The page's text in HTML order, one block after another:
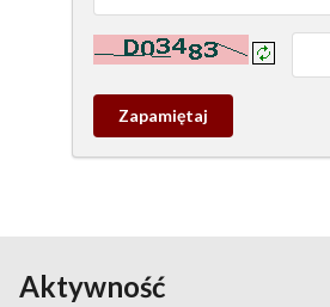
Kontrola - wprowadź tekst z
Zapamietaj
wpis
Aktywność